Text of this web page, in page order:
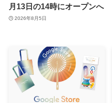
月13日の14時にオープンへ
2026年8月5日